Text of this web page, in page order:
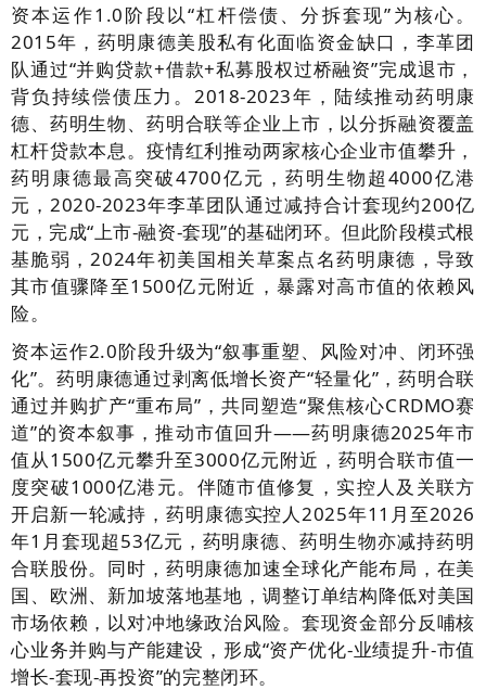
资本运作1.0阶段以“杠杆偿债、分拆套现”为核心。
2015年，药明康德美股私有化面临资金缺口，李革团
队通过“并购贷款+借款+私募股权过桥融资”完成退市，
背负持续偿债压力。2018-2023年，陆续推动药明康
德、药明生物、药明合联等企业上市，以分拆融资覆盖
杠杆贷款本息。疫情红利推动两家核心企业市值攀升，
药明康德最高突破4700亿元，药明生物超4000亿港
元，2020-2023年李革团队通过减持合计套现约200亿
元，完成“上市-融资-套现”的基础闭环。但此阶段模式根
基脆弱，2024年初美国相关草案点名药明康德，导致
其市值骤降至1500亿元附近，暴露对高市值的依赖风
险。
资本运作2.0阶段升级为“叙事重塑、风险对冲、闭环强
化”。药明康德通过剥离低增长资产“轻量化”，药明合联
通过并购扩产“重布局”，共同塑造“聚焦核心CRDMO赛
道”的资本叙事，推动市值回升——药明康德2025年市
值从1500亿元攀升至3000亿元附近，药明合联市值一
度突破1000亿港元。伴随市值修复，实控人及关联方
开启新一轮减持，药明康德实控人2025年11月至2026
年1月套现超53亿元，药明康德、药明生物亦减持药明
合联股份。同时，药明康德加速全球化产能布局，在美
国、欧洲、新加坡落地基地，调整订单结构降低对美国
市场依赖，以对冲地缘政治风险。套现资金部分反哺核
心业务并购与产能建设，形成“资产优化-业绩提升-市值
增长-套现-再投资”的完整闭环。